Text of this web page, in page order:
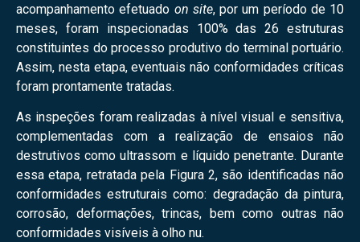
acompanhamento efetuado on site, por um período de 10
meses, foram inspecionadas 100% das 26 estruturas
constituintes do processo produtivo do terminal portuário.
Assim, nesta etapa, eventuais não conformidades críticas
foram prontamente tratadas.
As inspeções foram realizadas à nível visual e sensitiva,
complementadas com a realização de ensaios não
destrutivos como ultrassom e líquido penetrante. Durante
essa etapa, retratada pela Figura 2, são identificadas não
conformidades estruturais como: degradação da pintura,
corrosão, deformações, trincas, bem como outras não
conformidades visíveis à olho nu.